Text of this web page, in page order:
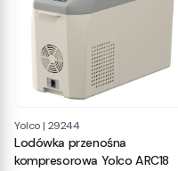
Yolco | 29244
Lodówka przenośna
kompresorowa Yolco ARC18